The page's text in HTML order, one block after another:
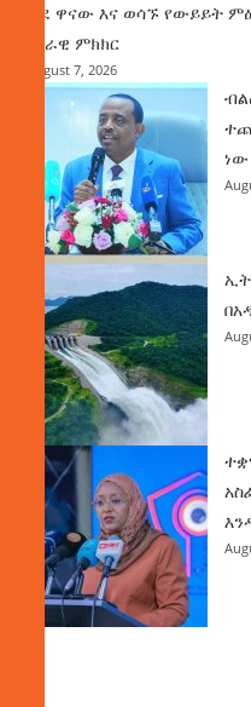
ወደ ዋናው እና ወሳኙ የውይይት
ሀገራዊ ምክክር
August 7, 2026
ነው